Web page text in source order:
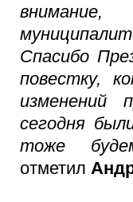
Спасибо
повестку,
изменений
сегодня
тоже
отметил